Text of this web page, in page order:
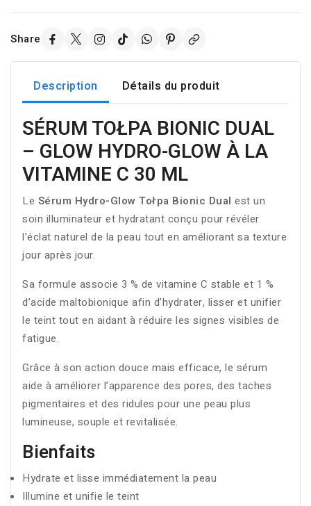
Share
Description Détails du produit
SÉRUM TOŁPA BIONIC DUAL
– GLOW HYDRO-GLOW À LA
VITAMINE C 30 ML
Le Sérum Hydro-Glow Tołpa Bionic Dual est un
soin illuminateur et hydratant conçu pour révéler
l’éclat naturel de la peau tout en améliorant sa texture
jour après jour.
Sa formule associe 3 % de vitamine C stable et 1 %
d’acide maltobionique afin d’hydrater, lisser et unifier
le teint tout en aidant à réduire les signes visibles de
fatigue.
Grâce à son action douce mais efficace, le sérum
aide à améliorer l’apparence des pores, des taches
pigmentaires et des ridules pour une peau plus
lumineuse, souple et revitalisée.
Bienfaits
Hydrate et lisse immédiatement la peau
Illumine et unifie le teint